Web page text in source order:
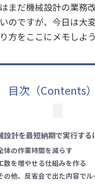
まだ機械設計の業務
のですが、今日は大
方をここにメモしよ
目次（Contents
設計を最短納期で実行する
体の作業時間を減らす
数を増やせる仕組みを作る
の他、反省会で出た内容で